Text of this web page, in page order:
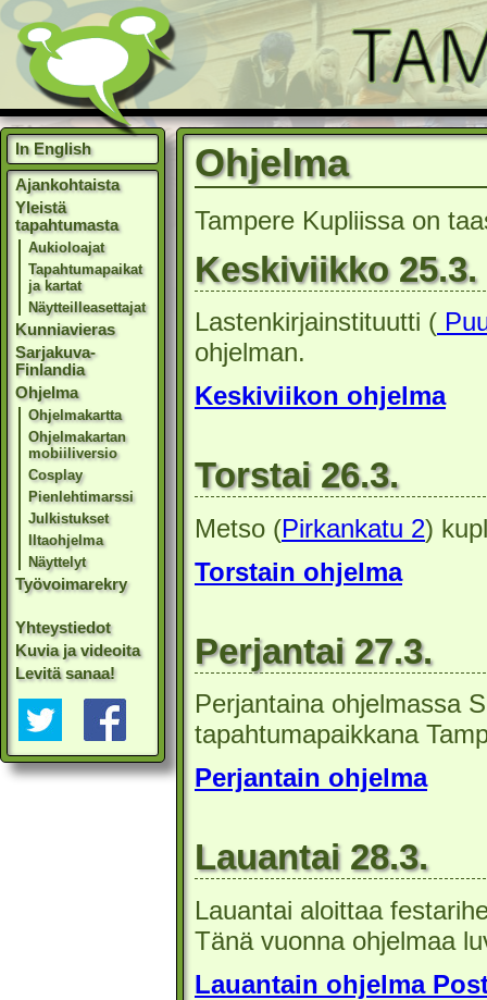
In English
Ajankohtaista
Yleistä
tapahtumasta
Aukioloajat
Tapahtumapaikat
ja kartat
Näytteilleasettajat
Kunniavieras
Sarjakuva-
Finlandia
Ohjelma
Ohjelmakartta
Ohjelmakartan
mobiiliversio
Cosplay
Pienlehtimarssi
Julkistukset
Iltaohjelma
Näyttelyt
Työvoimarekry
Yhteystiedot
Kuvia ja videoita
Levitä sanaa!
Ohjelma
Tampere Kupliissa on
Keskiviikko 25.3.
Lastenkirjainstituutti (
ohjelman.
Keskiviikon ohjelma
Torstai 26.3.
Metso (Pirkankatu 2)
Torstain ohjelma
Perjantai 27.3.
Perjantaina ohjelmassa
tapahtumapaikkana
Perjantain ohjelma
Lauantai 28.3.
Lauantai aloittaa
Tänä vuonna ohjelmaa
Lauantain ohjelma